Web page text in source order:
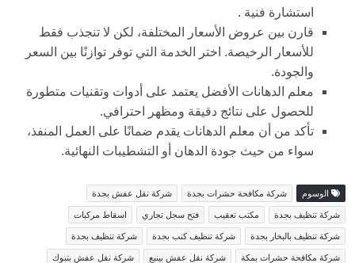
استشارة فنية .
قارن بين عروض الأسعار المختلفة، لكن لا تنجذب فقط
للأسعار الرخيصة. اختر الخدمة التي توفر توازنًا بين السعر
والجودة.
معلم الدهانات الأفضل يعتمد على أدوات وتقنيات متطورة
للحصول على نتائج دقيقة ومظهر احترافي.
تأكد من أن معلم الدهانات يقدم ضمانًا على العمل المنفذ،
سواء من حيث جودة الدهان أو التشطيبات النهائية.
الوسوم شركة مكافحة حشرات بجدة شركة نقل عفش بجدة
شركة تنظيف بجدة مكتب تعقيب فتح سجل تجاري اسقاط مركبات
شركة تنظيف بالبخار بجدة شركة تنظيف كنب بجدة شركة تنظيف بجدة
شركة مكافحة حشرات بمكة شركة نقل عفش بينبع شركة نقل عفش بتبوك